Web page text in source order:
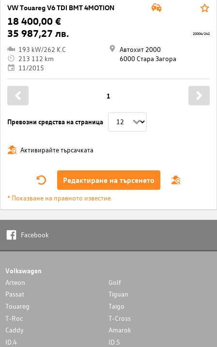
VW Touareg V6 TDI BMT 4MOTION
18 400,00 €
35 987,27 лв.
193 kW/262 K.C
213 112 km
11/2015
Автохит 2000
6000 Стара Загора
20004/242
Превозни средства на страница
1
Активирайте търсачката
Редактиране на търсенето
* Показване на правното известие
Facebook
Volkswagen
Arteon
Golf
Passat
Tiguan
Touareg
Taigo
T-Roc
T-Cross
Caddy
Amarok
ID.4
ID.5